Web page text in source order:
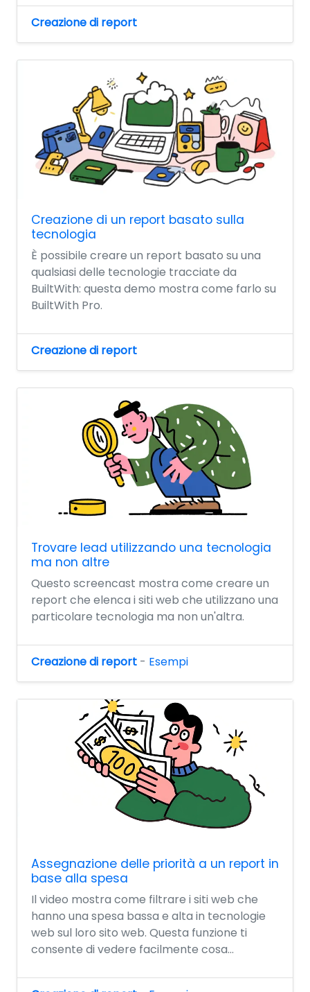
Creazione di report
Creazione di un report basato sulla
tecnologia
È possibile creare un report basato su una
qualsiasi delle tecnologie tracciate da
BuiltWith: questa demo mostra come farlo su
BuiltWith Pro.
Creazione di report
Trovare lead utilizzando una tecnologia
ma non altre
Questo screencast mostra come creare un
report che elenca i siti web che utilizzano una
particolare tecnologia ma non un'altra.
Creazione di report - Esempi
Assegnazione delle priorità a un report in
base alla spesa
Il video mostra come filtrare i siti web che
hanno una spesa bassa e alta in tecnologie
web sul loro sito web. Questa funzione ti
consente di vedere facilmente cosa...